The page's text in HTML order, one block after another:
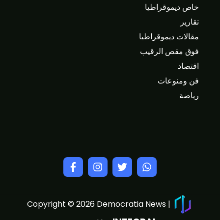
خاص ديموقراطيا
تقارير
مقالات ديموقراطيا
فوق مقص الرقيب
اقتصاد
فن ومنوعات
رياضة